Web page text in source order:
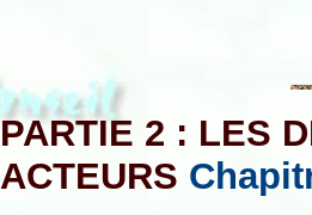
PARTIE 2 : LES
ACTEURS